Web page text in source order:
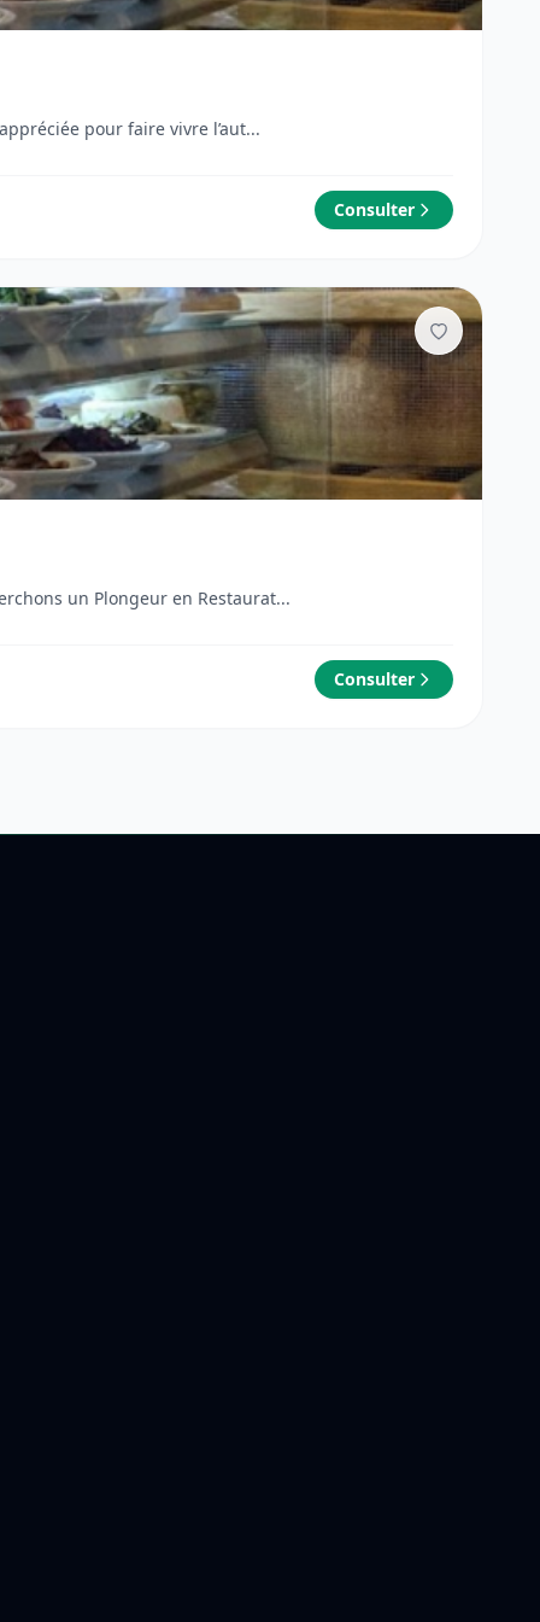
l’italien est appréciée pour faire vivre l’aut...
Consulter
Ajouter
: • CDI – 42h/semaine • Semaine de 5 jours (2 jours de repos consécutifs) Nous recherchons un Plongeur en Restaurat...
Consulter